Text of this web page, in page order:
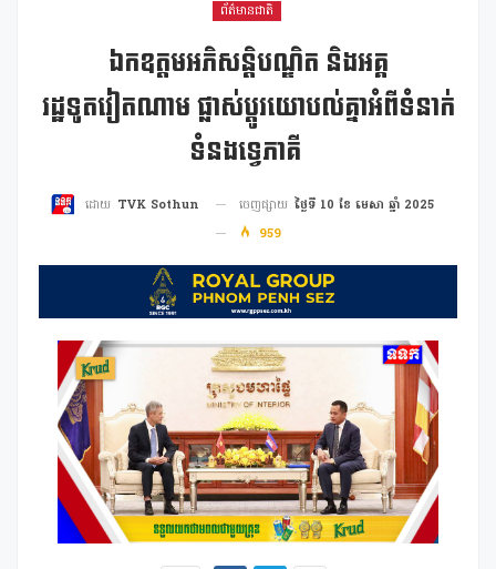
ព័ត៌មានជាតិ
ឯកឧត្តមអភិសន្តិបណ្ឌិត និងអគ្គ
រដ្ឋទូតវៀតណាម ផ្លាស់ប្ដូរយោបល់គ្នាអំពីទំនាក់
ទំនងទ្វេភាគី
ដោយ TVK Sothun ចេញផ្សាយ ថ្ងៃទី 10 ខែ មេសា ឆ្នាំ 2025
959